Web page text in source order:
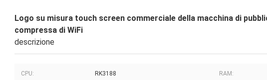
Logo su misura touch screen commerciale della macchina di
compressa di WiFi
descrizione
CPU: RK3188 RAM: